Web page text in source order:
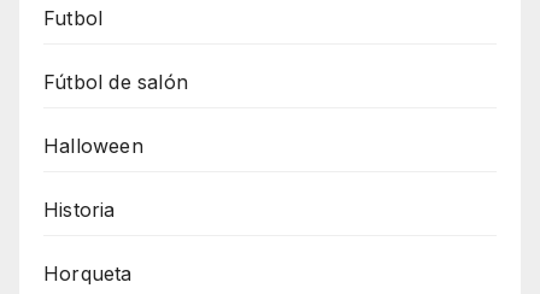
Futbol
Fútbol de salón
Halloween
Historia
Horqueta